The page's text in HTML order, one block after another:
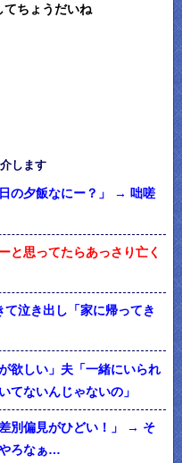
てちょうだいね
します
の夕飯なにー？」 → 咄嗟
と思ってたらあっさり亡く
泣き出し「家に帰ってき
欲しい」夫「一緒にいられ
てないんじゃないの」
別偏見がひどい！」 → そ
ろなぁ…